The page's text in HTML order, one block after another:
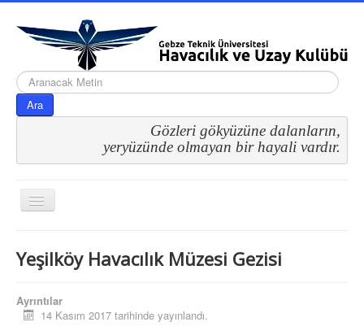
arama...
Ara
Gözleri gökyüzüne dalanların,
yeryüzünde olmayan bir hayali vardır.
Gezinme
geçişini
Yeşilköy Havacılık Müzesi Gezisi
Ayrıntılar
14 Kasım 2017 tarihinde yayınlandı.